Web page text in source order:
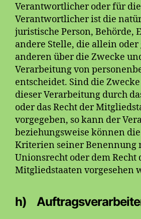
Verantwortlicher oder für
Verantwortlicher ist die
juristische Person, Behörde,
andere Stelle, die allein
anderen über die Zwecke
Verarbeitung von
entscheidet. Sind die
dieser Verarbeitung durch
oder das Recht der
vorgegeben, so kann der
beziehungsweise können
Kriterien seiner Benennung
Unionsrecht oder dem Recht
Mitgliedstaaten vorgesehen
h)